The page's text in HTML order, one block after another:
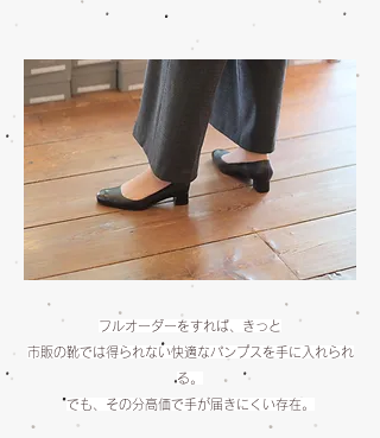
​フルオーダーをすれば、きっと
市販の靴では得られない快適なパンプスを手に入れられ
る。
でも、その分高価で手が届きにくい存在。